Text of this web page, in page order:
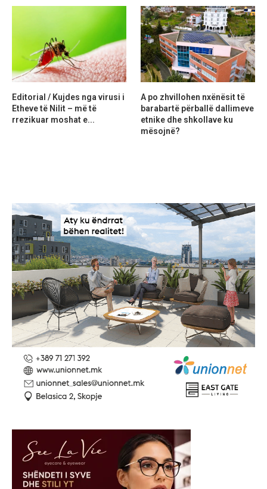
Editorial / Kujdes nga virusi i
Etheve të Nilit – më të
rrezikuar moshat e...
A po zhvillohen nxënësit të
barabartë përballë dallimeve
etnike dhe shkollave ku
mësojnë?